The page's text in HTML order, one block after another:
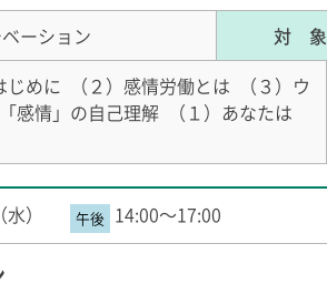
ーション 対 象
めに （２）感情労働とは （３）ウ
感情」の自己理解 （１）あなたは
） 14:00～17:00